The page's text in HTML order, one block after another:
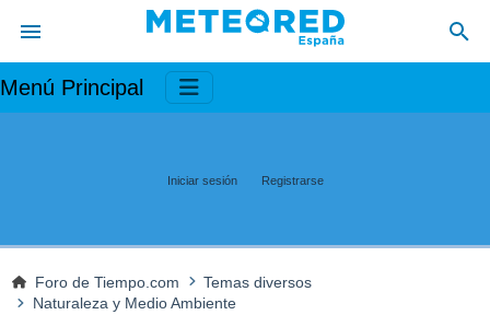
Menú Principal
Iniciar sesión Registrarse
Foro de Tiempo.com
Temas diversos
Naturaleza y Medio Ambiente